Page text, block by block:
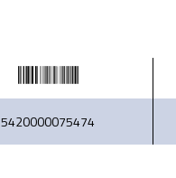
5420000075474